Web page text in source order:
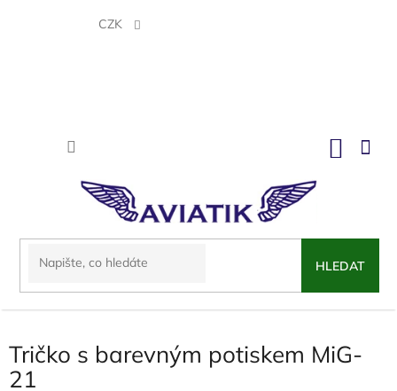
CZK
HLEDAT
Tričko s barevným potiskem MiG-
21